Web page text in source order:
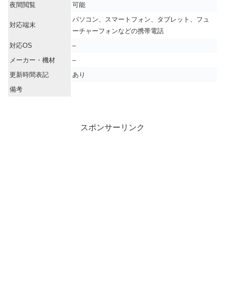
夜間閲覧
可能
対応端末
パソコン、スマートフォン、タブレット、フュ
ーチャーフォンなどの携帯電話
対応OS
–
メーカー・機材
–
更新時間表記
あり
備考
スポンサーリンク